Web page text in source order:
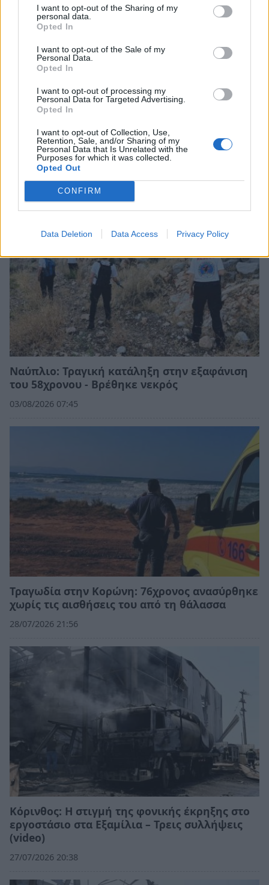
I want to opt-out of the Sharing of my
personal data.
Opted In
I want to opt-out of the Sale of my
Personal Data.
Opted In
I want to opt-out of processing my
Personal Data for Targeted Advertising.
Opted In
I want to opt-out of Collection, Use,
Retention, Sale, and/or Sharing of my
Personal Data that Is Unrelated with the
Purposes for which it was collected.
Opted Out
CONFIRM
Data Deletion Data Access Privacy Policy
Όλυμπος: Από την Αμαλιάδα ο 32χρονος που
εντοπίστηκε νεκρός σε φαράγγι
03/08/2026 14:10
Ναύπλιο: Τραγική κατάληξη στην εξαφάνιση
του 58χρονου - Βρέθηκε νεκρός
03/08/2026 07:45
Τραγωδία στην Κορώνη: 76χρονος ανασύρθηκε
χωρίς τις αισθήσεις του από τη θάλασσα
28/07/2026 21:56
Κόρινθος: Η στιγμή της φονικής έκρηξης στο
εργοστάσιο στα Εξαμίλια – Τρεις συλλήψεις
(video)
27/07/2026 20:38